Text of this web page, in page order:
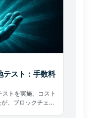
テスト：手数料
トを実施。コスト
、ブロックチェー